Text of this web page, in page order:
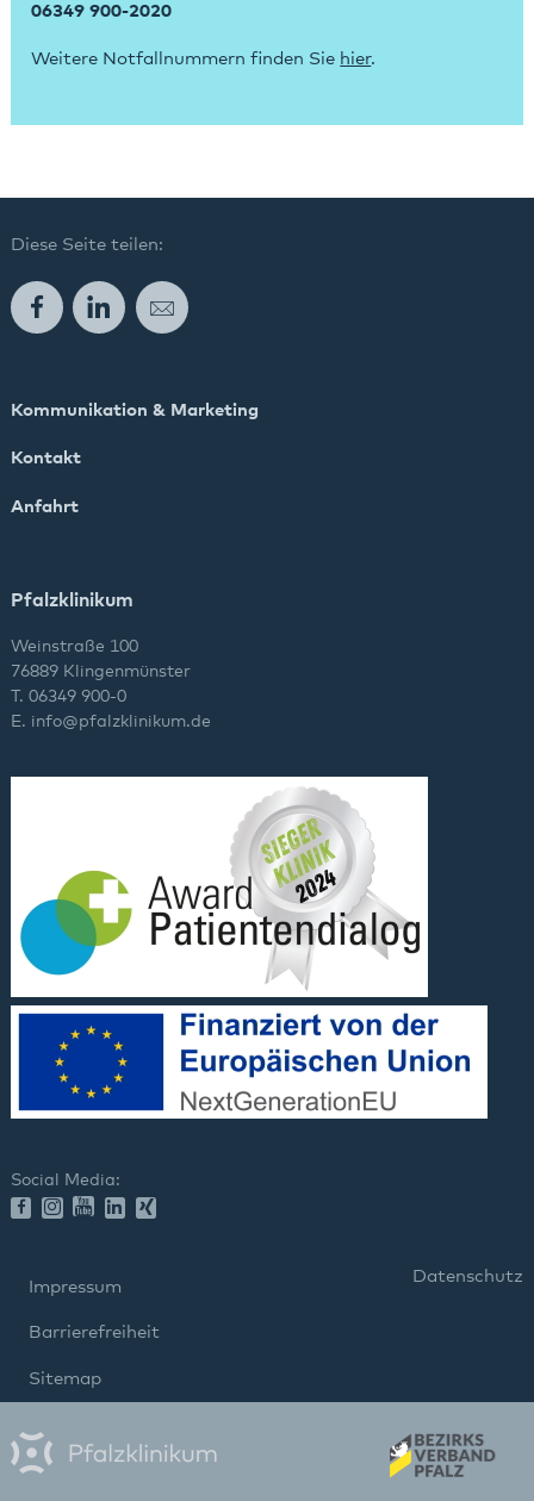
06349 900-2020
Weitere Notfallnummern finden Sie hier.
Diese Seite teilen:
FacebookLinkedInE-Mail
Kommunikation & Marketing
Kontakt
Anfahrt
Pfalzklinikum
Weinstraße 100
76889 Klingenmünster
T. 06349 900-0
E. info@pfalzklinikum.de
Social Media:
Impressum
Datenschutz
Barrierefreiheit
Sitemap